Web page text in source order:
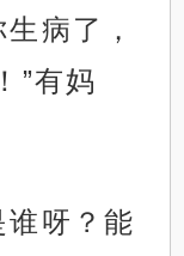
病了，
”有妈
谁呀？能